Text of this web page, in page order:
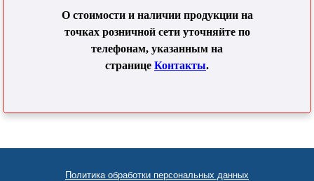
О стоимости и наличии продукции на
точках розничной сети уточняйте по
телефонам, указанным на
странице Контакты.
Политика обработки персональных данных